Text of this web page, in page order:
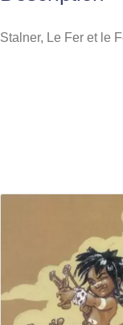
voiture
Stalner, Le Fer et le